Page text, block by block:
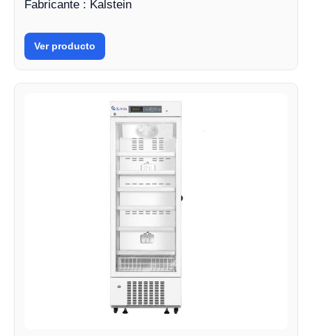
Fabricante : Kalstein
Ver producto